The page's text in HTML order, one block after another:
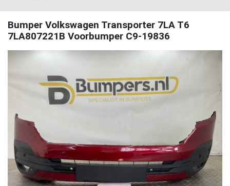
Bumper Volkswagen Transporter 7LA T6
7LA807221B Voorbumper C9-19836